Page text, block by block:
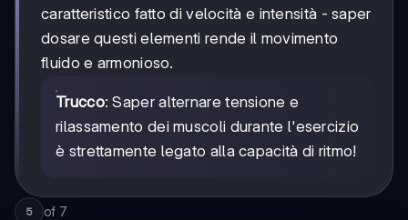
caratteristico fatto di velocità e intensità - saper
dosare questi elementi rende il movimento
fluido e armonioso.
Trucco: Saper alternare tensione e
rilassamento dei muscoli durante l'esercizio
è strettamente legato alla capacità di ritmo!
5 of 7